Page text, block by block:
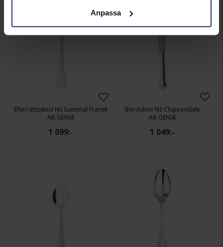
Anpassa
Efterrättssked NS Gammal Fransk
AB GENSE
1 099:-
Bordskniv NS Chippendale
AB GENSE
1 049:-